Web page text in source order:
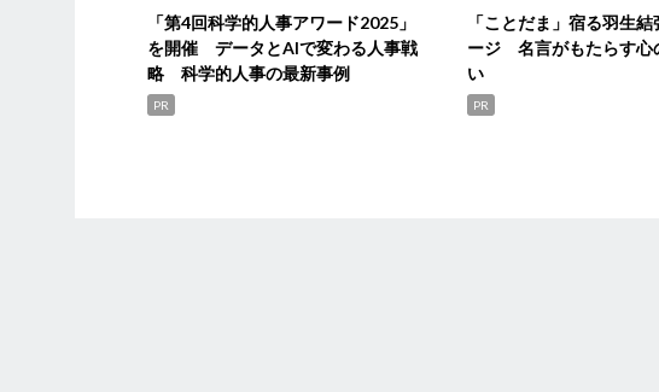
「第4回科学的人事アワード2025」
を開催 データとAIで変わる人事戦
略 科学的人事の最新事例
PR
「ことだま」宿る羽生
ージ 名言がもたらす心
い
PR